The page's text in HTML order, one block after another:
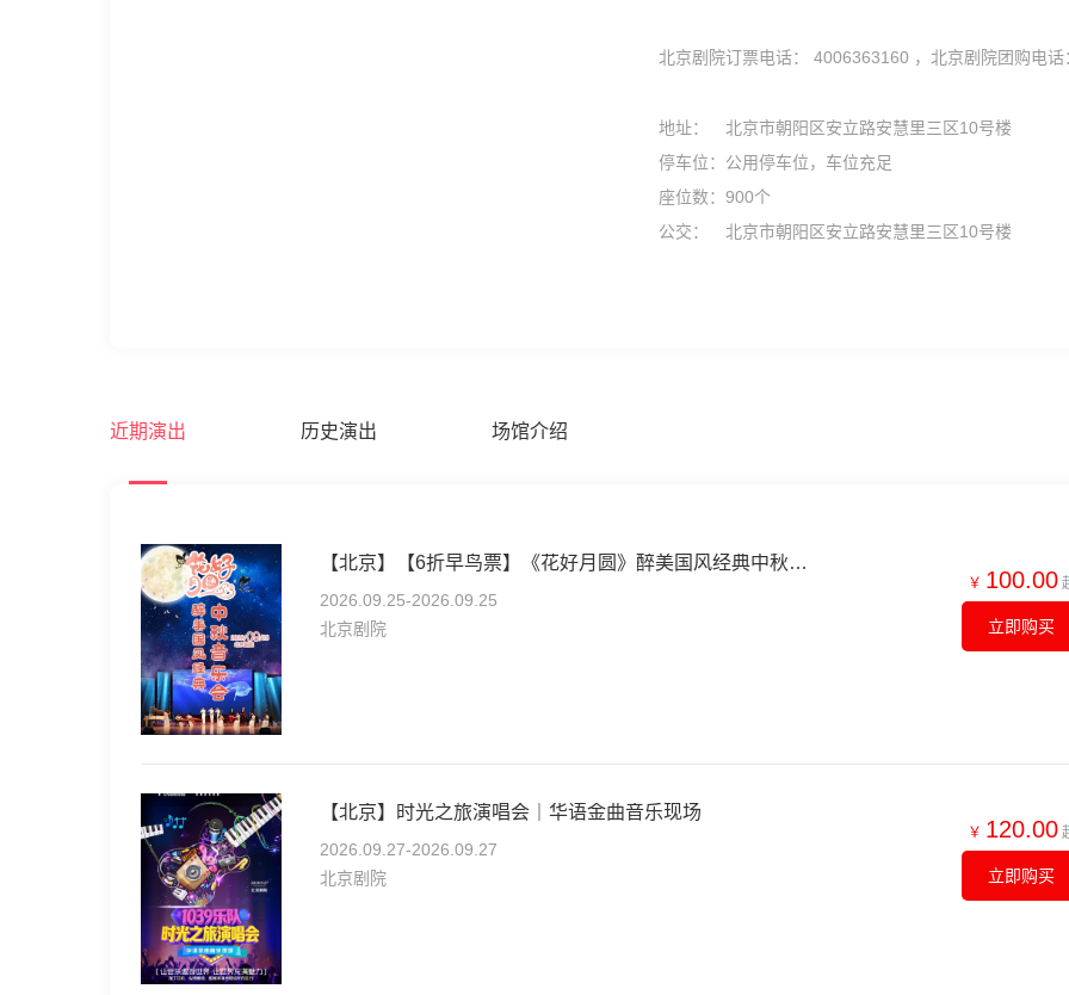
北京剧院订票电话： 4006363160 ，北京剧院团购电
地址：
北京市朝阳区安立路安慧里三区10号楼
停车位： 公用停车位，车位充足
座位数： 900个
公交：
北京市朝阳区安立路安慧里三区10号楼
近期演出 历史演出 场馆介绍
【北京】【6折早鸟票】《花好月圆》醉美国风经典中秋音乐会
2026.09.25-2026.09.25
北京剧院
￥ 100.00
立即购买
【北京】时光之旅演唱会｜华语金曲音乐现场
2026.09.27-2026.09.27
北京剧院
￥ 120.00
立即购买